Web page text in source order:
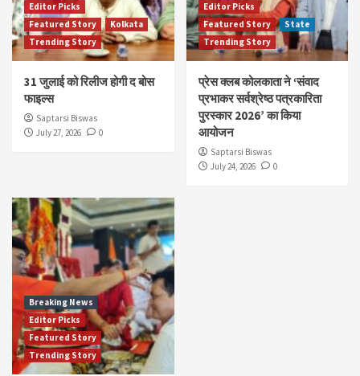
Editor Picks
Featured Story
Kolkata
Trending Story
31 जुलाई को रिलीज होगी द बोस
फाइल्स
Saptarsi Biswas
July 27, 2026
0
Editor Picks
Featured Story
State
Trending Story
प्रेस क्लब कोलकाता ने ‘संवाद
प्रभाकर सर्वश्रेष्ठ पत्रकारिता
पुरस्कार 2026’ का किया
आयोजन
Saptarsi Biswas
July 24, 2026
0
Breaking News
Editor Picks
Featured Story
Trending Story